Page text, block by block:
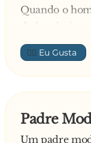
Você pensa
O mIRC é o
Você não tem
guardado em
favoritos. ...
Quando o
do hotel, viu
acesso a
mail a sua
dar conta e o
O e-mail foi
que ao
👍🏼
Padre
Um padre